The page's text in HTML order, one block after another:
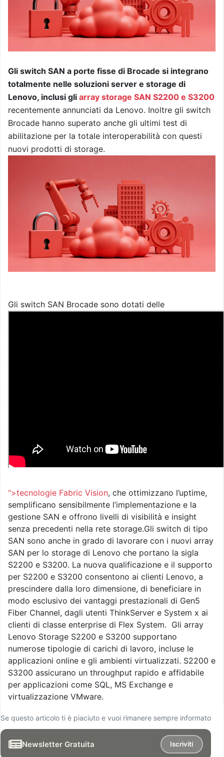
Gli switch SAN a porte fisse di Brocade si integrano
totalmente nelle soluzioni server e storage di
Lenovo, inclusi gli array storage SAN S2200 e S3200
recentemente annunciati da Lenovo. Inoltre gli switch
Brocade hanno superato anche gli ultimi test di
abilitazione per la totale interoperabilità con questi
nuovi prodotti di storage.
Gli switch SAN Brocade sono dotati delle
">tecnologie Fabric Vision, che ottimizzano l’uptime,
semplificano sensibilmente l’implementazione e la
gestione SAN e offrono livelli di visibilità e insight
senza precedenti nella rete storage.Gli switch di tipo
SAN sono anche in grado di lavorare con i nuovi array
SAN per lo storage di Lenovo che portano la sigla
S2200 e S3200. La nuova qualificazione e il supporto
per S2200 e S3200 consentono ai clienti Lenovo, a
prescindere dalla loro dimensione, di beneficiare in
modo esclusivo dei vantaggi prestazionali di Gen5
Fiber Channel, dagli utenti ThinkServer e System x ai
clienti di classe enterprise di Flex System. Gli array
Lenovo Storage S2200 e S3200 supportano
numerose tipologie di carichi di lavoro, incluse le
applicazioni online e gli ambienti virtualizzati. S2200 e
S3200 assicurano un throughput rapido e affidabile
per applicazioni come SQL, MS Exchange e
virtualizzazione VMware.
Se questo articolo ti è piaciuto e vuoi rimanere sempre informato
Newsletter Gratuita Iscriviti